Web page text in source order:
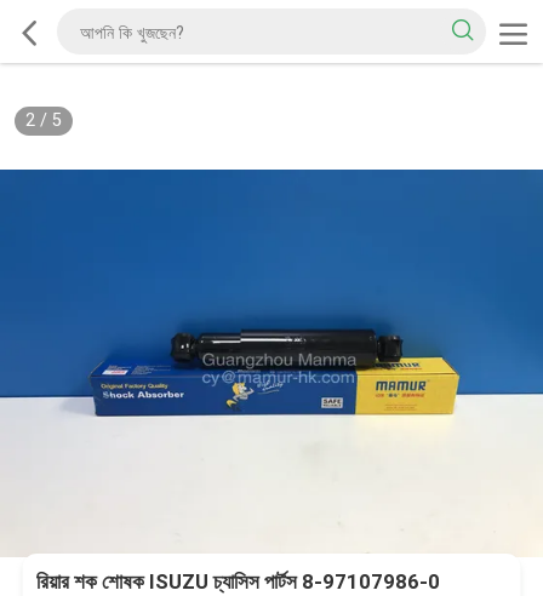
2/ 5
রিয়ার শক শোষক ISUZU চ্যাসিস পার্টস 8-97107986-0